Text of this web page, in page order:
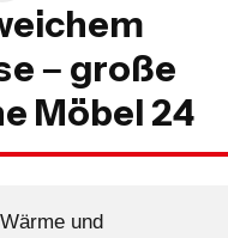
– große
Möbel 24
und